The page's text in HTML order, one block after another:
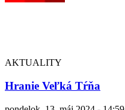
AKTUALITY
Hranie Veľká Tŕňa